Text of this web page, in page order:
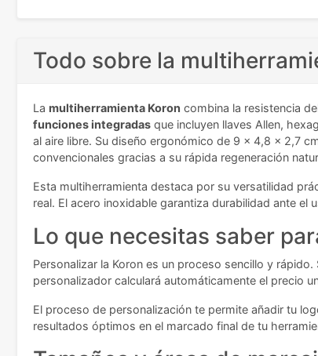
Todo sobre la
La multiherramienta Koron combina la resistencia
funciones integradas que incluyen llaves Allen,
al aire libre. Su diseño ergonómico de 9 x 4,8 x 2,7
convencionales gracias a su rápida regeneración
Esta multiherramienta destaca por su versatilidad
real. El acero inoxidable garantiza durabilidad ante
Lo que necesitas saber
Personalizar la Koron es un proceso sencillo y
personalizador calculará automáticamente el precio
El proceso de personalización te permite añadir tu
resultados óptimos en el marcado final de tu